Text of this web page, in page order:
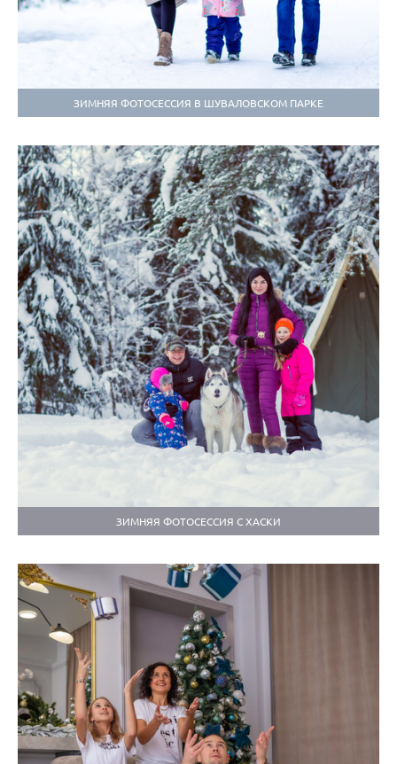
ЗИМНЯЯ ФОТОСЕССИЯ В ШУВАЛОВСКОМ ПАРКЕ
ЗИМНЯЯ ФОТОСЕССИЯ С ХАСКИ